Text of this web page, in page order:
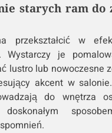
starych ram do
przekształcić w
Wystarczy je
lustro lub nowoczesne
akcent w
do wnętrza